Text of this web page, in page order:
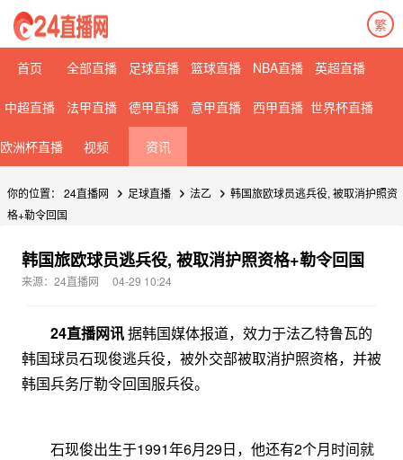
繁
首页 全部直播 足球直播 篮球直播 NBA直播 英超直播
中超直播 法甲直播 德甲直播 意甲直播 西甲直播 世界杯直播
欧洲杯直播 视频 资讯
你的位置： 24直播网 足球直播 法乙
韩国旅欧球员逃兵役, 被取消护照资
格+勒令回国
韩国旅欧球员逃兵役, 被取消护照资格+勒令回国
来源：24直播网 04-29 10:24
24直播网讯据韩国媒体报道，效力于法乙特鲁瓦的
韩国球员石现俊逃兵役，被外交部被取消护照资格，并被
韩国兵务厅勒令回国服兵役。
石现俊出生于1991年6月29日，他还有2个月时间就